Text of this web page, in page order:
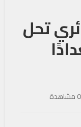
تحل
0 مشاهدة